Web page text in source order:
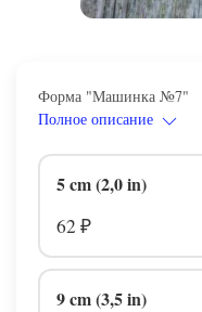
Форма "Машинка №7"
Полное описание
5 cm (2,0 in)
62 ₽
9 cm (3,5 in)